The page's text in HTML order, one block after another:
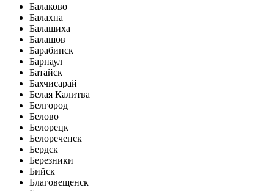
Балаково
Балахна
Балашиха
Балашов
Барабинск
Барнаул
Батайск
Бахчисарай
Белая Калитва
Белгород
Белово
Белорецк
Белореченск
Бердск
Березники
Бийск
Благовещенск